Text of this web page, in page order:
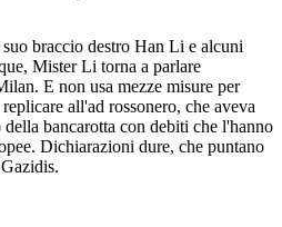
braccio destro Han Li e alcuni
Mister Li torna a parlare
E non usa mezze misure per
all'ad rossonero, che aveva
bancarotta con debiti che l'hanno
Dichiarazioni dure, che puntano